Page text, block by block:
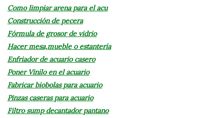
Como limpiar arena para el acu
Construcción de pecera
Fórmula de grosor de vidrio
Hacer mesa,mueble o estantería
Enfriador de acuario casero
Poner Vinilo en el acuario
Fabricar biobolas para acuario
Pinzas caseras para acuario
Filtro sump decantador pantano